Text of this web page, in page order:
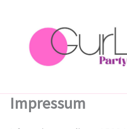
Impressum